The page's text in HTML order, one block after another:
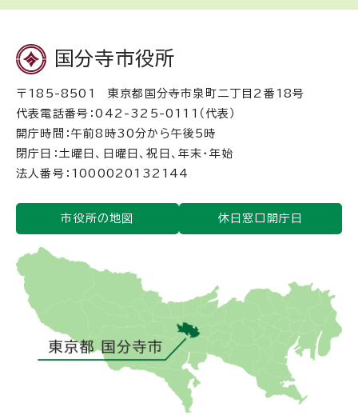
国分寺市役所
〒185-8501 東京都国分寺市泉町二丁目2番18号
代表電話番号：042-325-0111（代表）
開庁時間：午前8時30分から午後5時
閉庁日：土曜日、日曜日、祝日、年末・年始
法人番号：1000020132144
市役所の地図 休日窓口開庁日